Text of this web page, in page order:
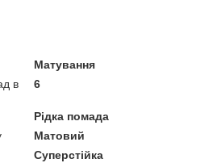
Матування
в
6
Рідка помада
Матовий
Суперстійка